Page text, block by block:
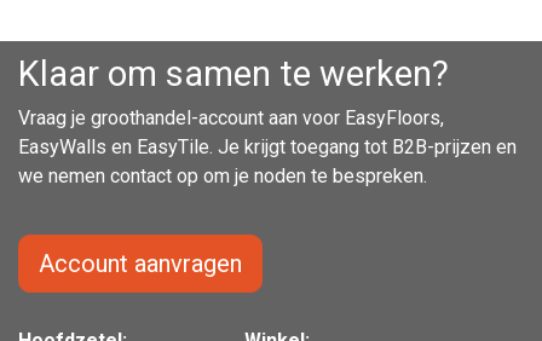
Klaar om samen te werken?
Vraag je groothandel-account aan voor EasyFloors,
EasyWalls en EasyTile. Je krijgt toegang tot B2B-prijzen en
we nemen contact op om je noden te bespreken.
Account aanvragen